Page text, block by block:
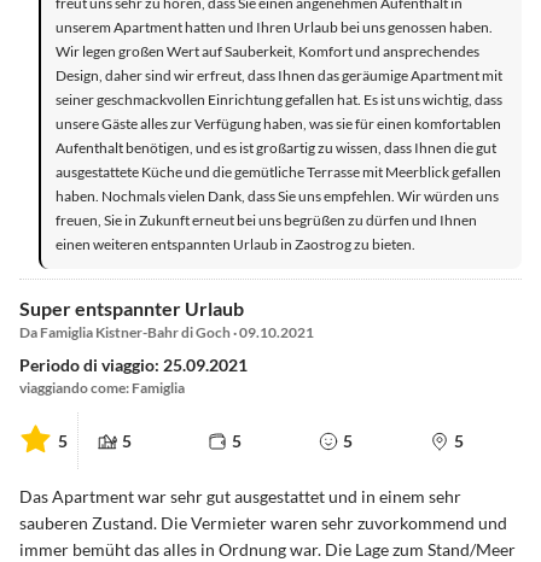
unserem Apartment hatten und Ihren Urlaub bei uns genossen haben.
Wir legen großen Wert auf Sauberkeit, Komfort und ansprechendes
Design, daher sind wir erfreut, dass Ihnen das geräumige Apartment mit
seiner geschmackvollen Einrichtung gefallen hat. Es ist uns wichtig, dass
unsere Gäste alles zur Verfügung haben, was sie für einen komfortablen
Aufenthalt benötigen, und es ist großartig zu wissen, dass Ihnen die gut
ausgestattete Küche und die gemütliche Terrasse mit Meerblick gefallen
haben. Nochmals vielen Dank, dass Sie uns empfehlen. Wir würden uns
freuen, Sie in Zukunft erneut bei uns begrüßen zu dürfen und Ihnen
einen weiteren entspannten Urlaub in Zaostrog zu bieten.
Super entspannter Urlaub
Da Famiglia Kistner-Bahr di Goch · 09.10.2021
Periodo di viaggio: 25.09.2021
viaggiando come: Famiglia
5 5 5 5 5
Das Apartment war sehr gut ausgestattet und in einem sehr
sauberen Zustand. Die Vermieter waren sehr zuvorkommend und
immer bemüht das alles in Ordnung war. Die Lage zum Stand/Meer